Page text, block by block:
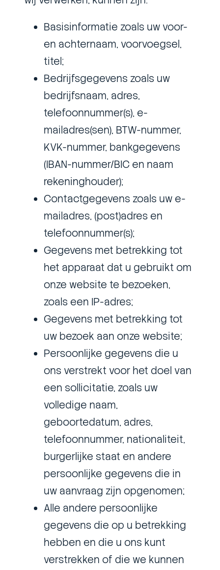
Basisinformatie zoals uw voor-
en achternaam, voorvoegsel,
titel;
Bedrijfsgegevens zoals uw
bedrijfsnaam, adres,
telefoonnummer(s), e-
mailadres(sen), BTW-nummer,
KVK-nummer, bankgegevens
(IBAN-nummer/BIC en naam
rekeninghouder);
Contactgegevens zoals uw e-
mailadres, (post)adres en
telefoonnummer(s);
Gegevens met betrekking tot
het apparaat dat u gebruikt om
onze website te bezoeken,
zoals een IP-adres;
Gegevens met betrekking tot
uw bezoek aan onze website;
Persoonlijke gegevens die u
ons verstrekt voor het doel van
een sollicitatie, zoals uw
volledige naam,
geboortedatum, adres,
telefoonnummer, nationaliteit,
burgerlijke staat en andere
persoonlijke gegevens die in
uw aanvraag zijn opgenomen;
Alle andere persoonlijke
gegevens die op u betrekking
hebben en die u ons kunt
verstrekken of die we kunnen